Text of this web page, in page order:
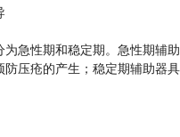
急性期和稳定期。急性期辅
防压疮的产生；稳定期辅助器